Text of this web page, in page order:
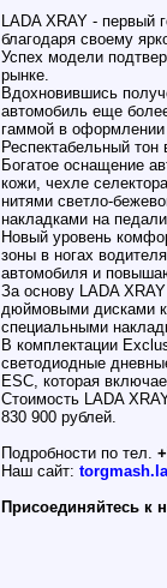
LADA XRAY - первый
благодаря своему
Успех модели
рынке.
Вдохновившись
автомобиль еще
гаммой в оформлении
Респектабельный
Богатое оснащение
кожи, чехле
нитями светло-
накладками на
Новый уровень
зоны в ногах
автомобиля и
За основу LADA
дюймовыми дисками
специальными
В комплектации
светодиодные
ESC, которая
Стоимость LADA
830 900 рублей.
Подробности по тел.
Наш сайт:
Присоединяйтесь к